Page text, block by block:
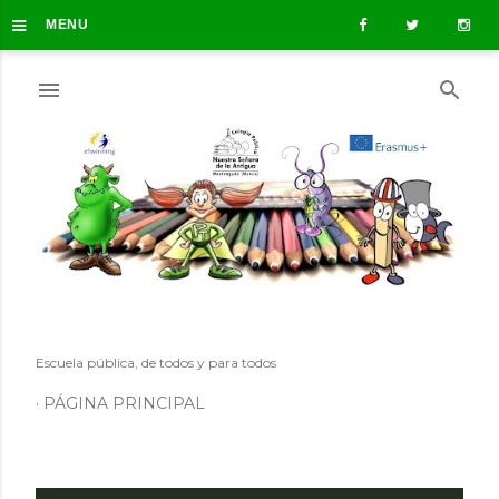
≡ MENU Ir al contenido principal
Escuela pública, de todos y para todos
PÁGINA PRINCIPAL